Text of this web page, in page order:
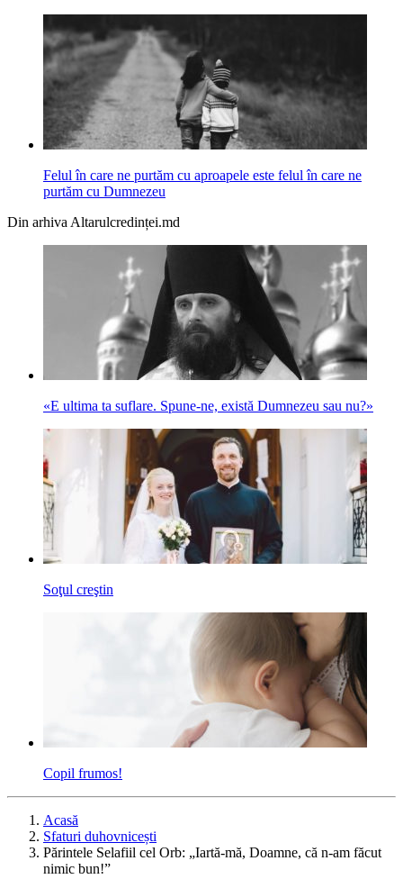
Felul în care ne purtăm cu aproapele este felul în care ne
purtăm cu Dumnezeu
Din arhiva Altarulcredinței.md
«E ultima ta suflare. Spune-ne, există Dumnezeu sau nu?»
Soţul creştin
Copil frumos!
Acasă
Sfaturi duhovnicești
Părintele Selafiil cel Orb: „Iartă-mă, Doamne, că n-am făcut
nimic bun!”